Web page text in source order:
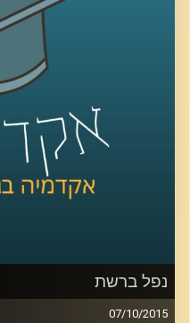
בשירים והגיגים
"להיות אישה". תכנית
היום הבינלאומי
קרדיט תמונות: AudioVersity
נפל ברשת
07/10/2015